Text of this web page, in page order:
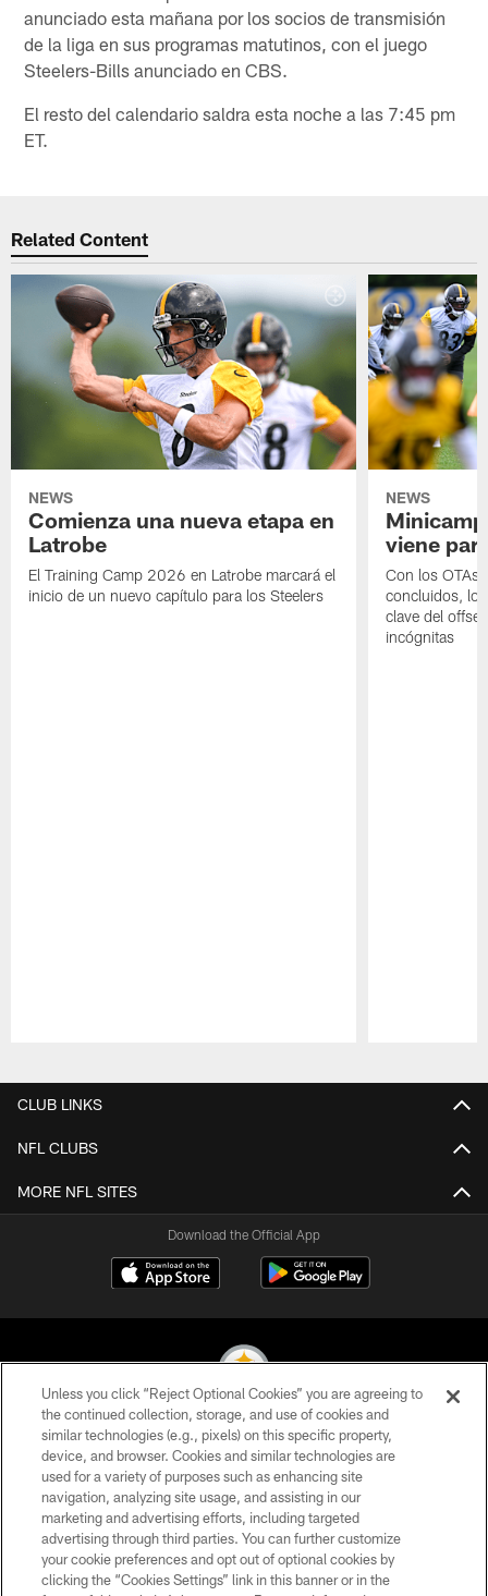
anunciado esta mañana por los socios de transmisión
de la liga en sus programas matutinos, con el juego
Steelers-Bills anunciado en CBS.
El resto del calendario saldra esta noche a las 7:45 pm
ET.
Related Content
NEWS
Comienza una nueva etapa en
Latrobe
El Training Camp 2026 en Latrobe marcará el
inicio de un nuevo capítulo para los Steelers
NEWS
viene
Con los OTAs
concluidos,
clave del
incógnitas
CLUB LINKS
NFL CLUBS
MORE NFL SITES
Download the Official App
© 2026 Pittsburgh Steelers. All Rights Reserved
PRIVACY POLICY
TERMS OF USE
ACCESSIBILITY
CONTACT US
Unless you click “Reject Optional Cookies” you are agreeing to
the continued collection, storage, and use of cookies and
similar technologies (e.g., pixels) on this specific property,
device, and browser. Cookies and similar technologies are
used for a variety of purposes such as enhancing site
navigation, analyzing site usage, and assisting in our
marketing and advertising efforts, including targeted
advertising through third parties. You can further customize
your cookie preferences and opt out of optional cookies by
clicking the “Cookies Settings” link in this banner or in the